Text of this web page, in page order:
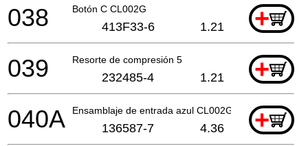
Botón C CL002G +
038 413F33-6 1.21
Resorte de compresión 5 +
039 232485-4 1.21
Ensamblaje de entrada azul CL002G +
040A 136587-7 4.36